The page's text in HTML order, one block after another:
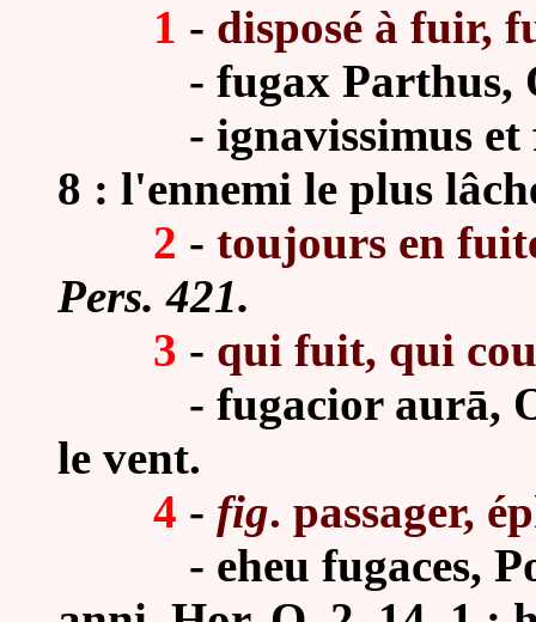
1 - disposé à fuir,
- fugax Parthus,
- ignavissimus et
8 : l'ennemi le plus
2 - toujours en
Pers. 421.
3 - qui fuit, qui
- fugacior aurā, Ov.
le vent.
4 - fig. passager,
- eheu fugaces,